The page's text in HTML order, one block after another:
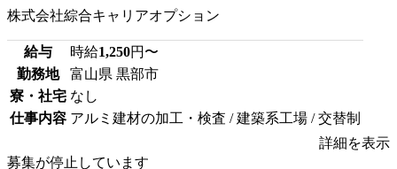
株式会社綜合キャリアオプション
給与 時給1,250円〜
勤務地
富山県 黒部市
寮・社宅 なし
仕事内容 アルミ建材の加工・検査 / 建築系工場 / 交替制
詳細を表示
募集が停止しています